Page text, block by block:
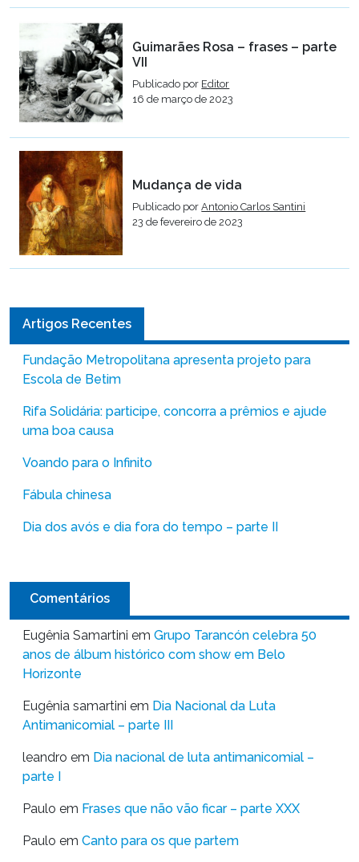
Guimarães Rosa – frases – parte
VII
Publicado por Editor
16 de março de 2023
Mudança de vida
Publicado porAntonio Carlos Santini
23 de fevereiro de 2023
Artigos Recentes
Fundação Metropolitana apresenta projeto para
Escola de Betim
Rifa Solidária: participe, concorra a prêmios e ajude
uma boa causa
Voando para o Infinito
Fábula chinesa
Dia dos avós e dia fora do tempo – parte II
Comentários
Eugênia Samartini em Grupo Tarancón celebra 50
anos de álbum histórico com show em Belo
Horizonte
Eugênia samartini em Dia Nacional da Luta
Antimanicomial – parte III
leandro em Dia nacional de luta antimanicomial –
parte I
Paulo em Frases que não vão ficar – parte XXX
Paulo em Canto para os que partem